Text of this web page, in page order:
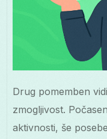
Drug pomemben
zmogljivost.
aktivnosti, še